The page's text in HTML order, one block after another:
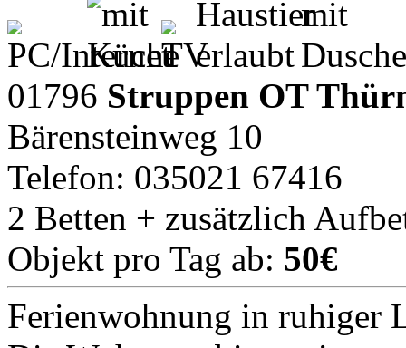
01796 Struppen OT
Bärensteinweg 10
Telefon: 035021 67416
2 Betten + zusätzlich
Objekt pro Tag ab: 50€
Ferienwohnung in ruhiger